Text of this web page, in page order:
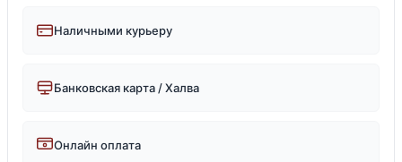
Наличными курьеру
Банковская карта / Халва
Онлайн оплата